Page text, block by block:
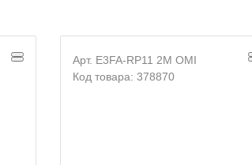
Арт. E3FA-RP11 2M OMI
Код товара: 378870